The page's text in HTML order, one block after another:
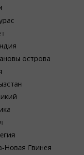
острова
Новая Гвинея